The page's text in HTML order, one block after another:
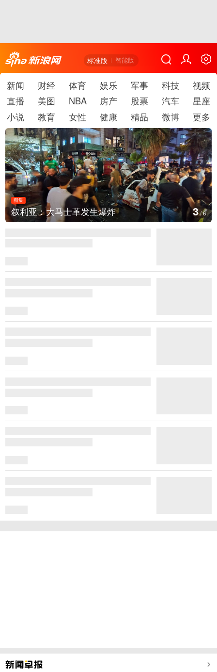
标准版 智能版
新闻 财经 体育 娱乐 军事 科技
视频
直播
美图 NBA 房产 股票 汽车
星座
小说
教育 女性 健康 精品 微博 更多
图集
叙利亚：大马士革发生爆炸 3/6